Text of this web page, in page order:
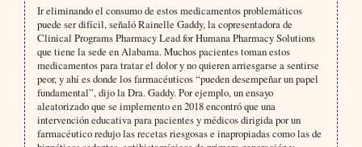
Ir eliminando el consumo de estos medicamentos problemáticos
puede ser difícil, señaló Rainelle Gaddy, la copresentadora de
Clinical Programs Pharmacy Lead for Humana Pharmacy Solutions
que tiene la sede en Alabama. Muchos pacientes toman estos
medicamentos para tratar el dolor y no quieren arriesgarse a sentirse
peor, y ahí es donde los farmacéuticos “pueden desempeñar un papel
fundamental”, dijo la Dra. Gaddy. Por ejemplo, un ensayo
aleatorizado que se implemento en 2018 encontró que una
intervención educativa para pacientes y médicos dirigida por un
farmacéutico redujo las recetas riesgosas e inapropiadas como las de